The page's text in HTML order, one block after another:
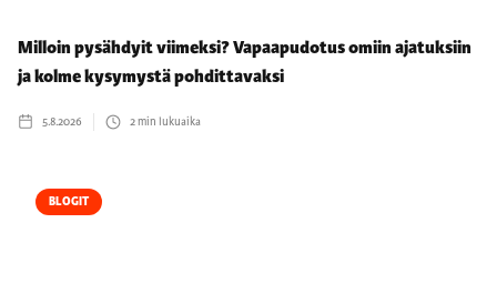
Milloin pysähdyit viimeksi? Vapaapudotus omiin ajatuksiin
ja kolme kysymystä pohdittavaksi
5.8.2026 2min lukuaika
BLOGIT